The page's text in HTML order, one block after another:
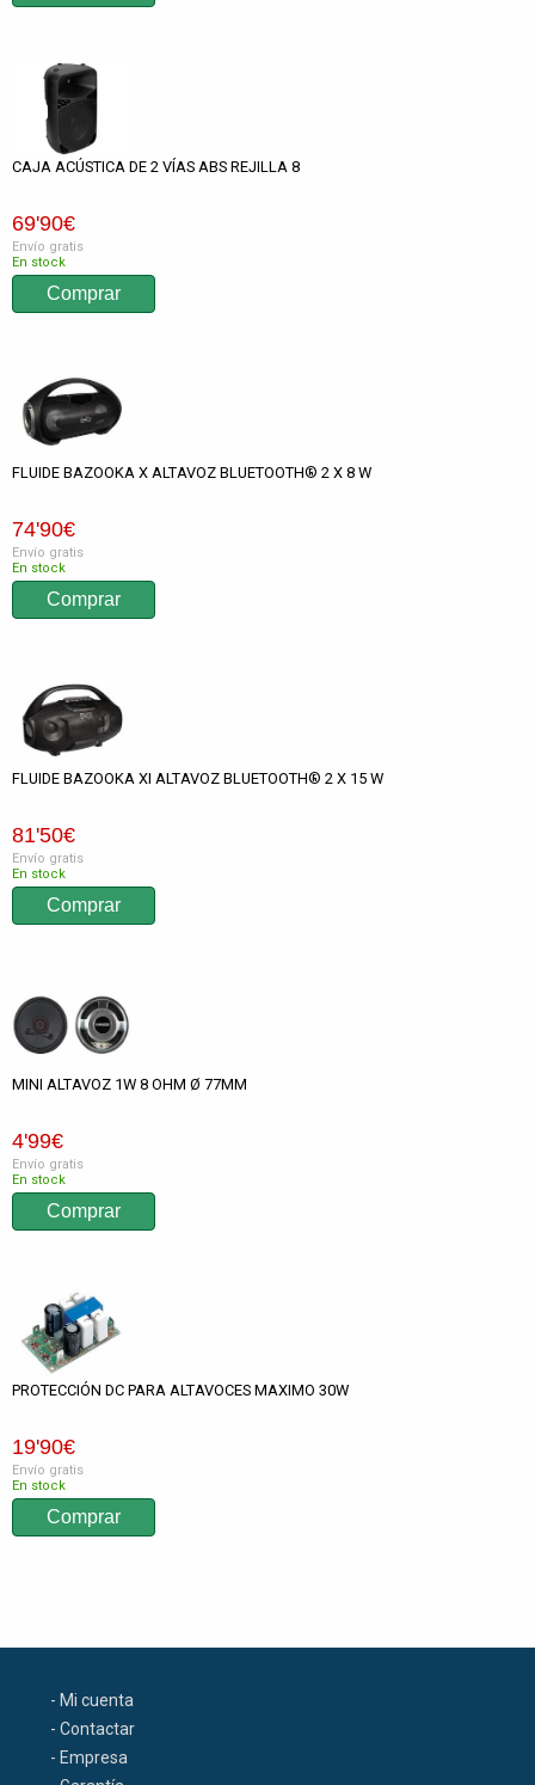
CAJA ACÚSTICA DE 2 VÍAS ABS REJILLA 8
69'90€
Envío gratis
En stock
FLUIDE BAZOOKA X ALTAVOZ BLUETOOTH® 2 X 8 W
74'90€
Envío gratis
En stock
FLUIDE BAZOOKA XI ALTAVOZ BLUETOOTH® 2 X 15 W
81'50€
Envío gratis
En stock
MINI ALTAVOZ 1W 8 OHM Ø 77MM
4'99€
Envío gratis
En stock
PROTECCIÓN DC PARA ALTAVOCES MAXIMO 30W
19'90€
Envío gratis
En stock
- Mi cuenta
- Contactar
- Empresa